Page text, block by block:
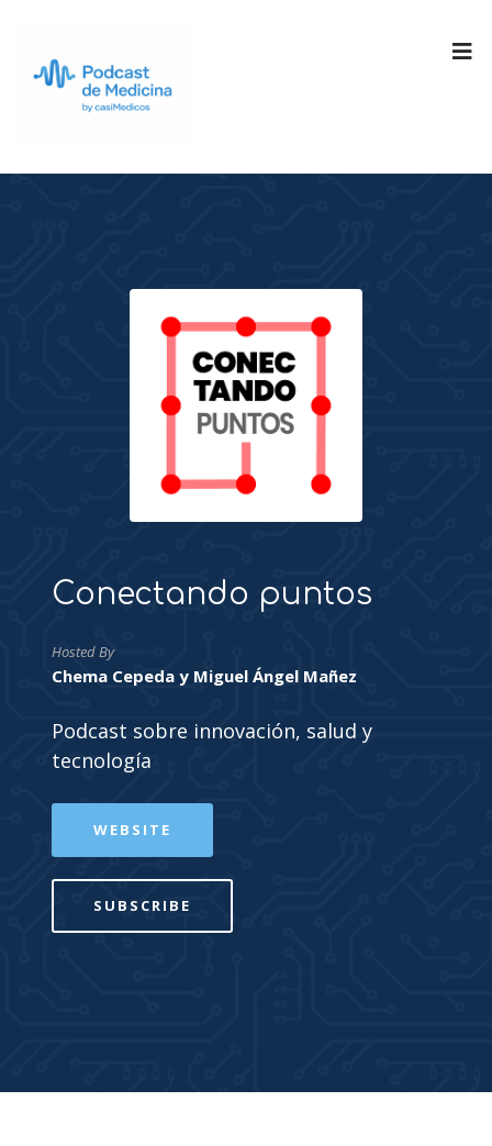
Conectando puntos
Hosted By
Chema Cepeda y Miguel Ángel Mañez
Podcast sobre innovación, salud y
tecnología
WEBSITE
SUBSCRIBE